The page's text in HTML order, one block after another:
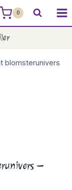
0
blomsterunivers
–